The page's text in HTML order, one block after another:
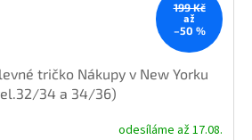
199 Kč
až
–50 %
tričko Nákupy v New Yorku
34 a 34/36)
odesíláme až 17.08.